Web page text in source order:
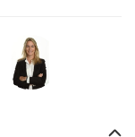
Mélissa
question à Marine
Poser votre question